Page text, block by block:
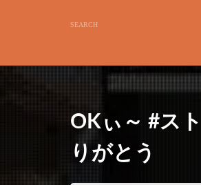
OKぃ～ #ス
りがとう